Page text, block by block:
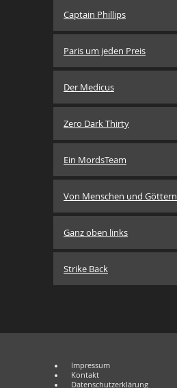
Captain Phillips
Paris um jeden Preis
Der Medicus
Zero Dark Thirty
Ein MordsTeam
Von Menschen und Göttern
Ganz oben links
Strike Back
Impressum
Kontakt
Datenschutzerklärung